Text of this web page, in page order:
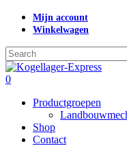
Skip
content
Mijn account
Winkelwagen
Close
Search
search
0
Productgroepen
Shop
Contact